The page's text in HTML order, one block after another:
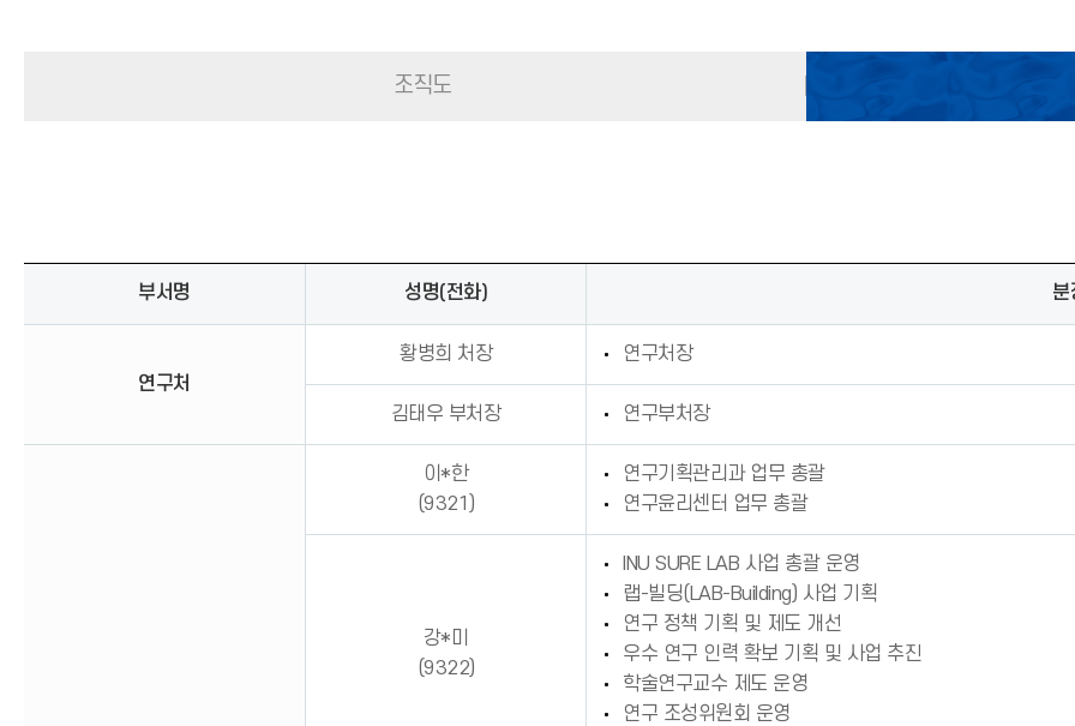
조직도
부서명 성명(전화) 분
연구처
황병희 처장 연구처장
김태우 부처장 연구부처장
이*한
(9321)
연구기획관리과 업무 총괄
연구윤리센터 업무 총괄
강*미
(9322)
INU SURE LAB 사업 총괄 운영
랩-빌딩(LAB-Building) 사업 기획
연구 정책 기획 및 제도 개선
우수 연구 인력 확보 기획 및 사업 추진
학술연구교수 제도 운영
연구 조성위원회 운영